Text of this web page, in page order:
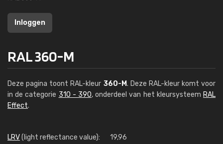
Inloggen
RAL 360-M
Deze pagina toont RAL-kleur 360-M. Deze RAL-kleur komt voor
in de categorie 310 - 390, onderdeel van het kleursysteem RAL
Effect.
LRV(light reflectance value): 19,96